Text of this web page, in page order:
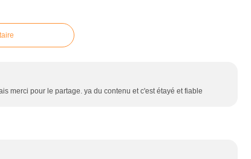
merci pour le partage. ya du contenu et c'est étayé et fiable